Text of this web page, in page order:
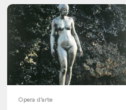
Opera d'arte